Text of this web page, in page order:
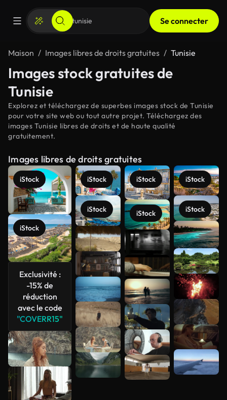
Se connecter
Maison Images libres de droits gratuites Tunisie
Images stock gratuites de
Tunisie
Explorez et téléchargez de superbes images stock de Tunisie
pour votre site web ou tout autre projet. Téléchargez des
images Tunisie libres de droits et de haute qualité
gratuitement.
Images libres de droits gratuites
iStock
iStock
Exclusivité :
-15% de
réduction
avec le code
"COVERR15"
iStock
iStock
iStock
iStock
iStock
iStock
Voir plus